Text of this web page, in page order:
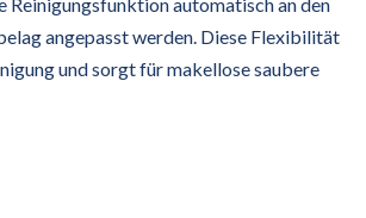
Reinigungsfunktion automatisch an den
angepasst werden. Diese Flexibilität
und sorgt für makellose saubere